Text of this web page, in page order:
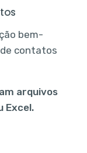
bem-
contatos
arquivos
Excel.